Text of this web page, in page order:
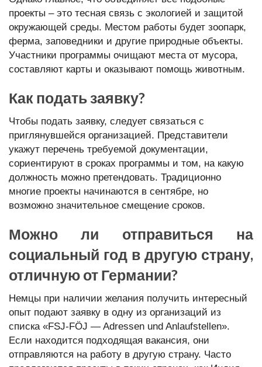
проекты – это тесная связь с экологией и защитой
окружающей среды. Местом работы будет зоопарк,
ферма, заповедники и другие природные объекты.
Участники программы очищают места от мусора,
составляют карты и оказывают помощь животным.
Как подать заявку?
Чтобы подать заявку, следует связаться с
приглянувшейся организацией. Представители
укажут перечень требуемой документации,
сориентируют в сроках программы и том, на какую
должность можно претендовать. Традиционно
многие проекты начинаются в сентябре, но
возможно значительное смещение сроков.
Можно ли отправиться на
социальный год в другую страну,
отличную от Германии?
Немцы при наличии желания получить интересный
опыт подают заявку в одну из организаций из
списка «FSJ-FÖJ — Adressen und Anlaufstellen».
Если находится подходящая вакансия, они
отправляются на работу в другую страну. Часто